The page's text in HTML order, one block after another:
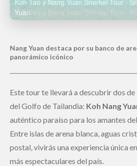
Koh Tao y Nang Yuan Snorkel Tour ·
Koh Tao es un destino reconocido
biodiversidad marina
Este tour te llevará a descubrir dos
del Golfo de Tailandia: Koh Nang
auténtico paraíso para los amantes
Entre islas de arena blanca, aguas
postal, vivirás una experiencia única
más espectaculares del país.